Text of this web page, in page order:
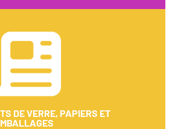
DE VERRE, PAPIERS ET